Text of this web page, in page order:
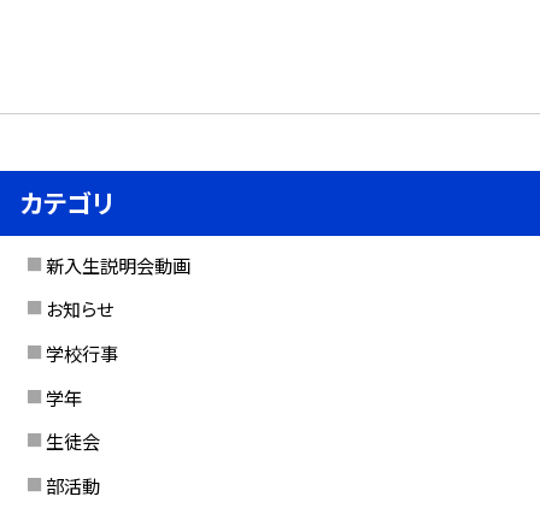
カテゴリ
新入生説明会動画
お知らせ
学校行事
学年
生徒会
部活動